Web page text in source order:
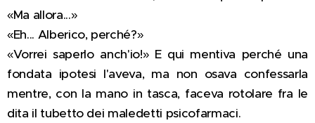
«Ma allora...»
«Eh... Alberico, perché?»
«Vorrei saperlo anch'io!» E qui mentiva perché una
fondata ipotesi l'aveva, ma non osava confessarla
mentre, con la mano in tasca, faceva rotolare fra le
dita il tubetto dei maledetti psicofarmaci.